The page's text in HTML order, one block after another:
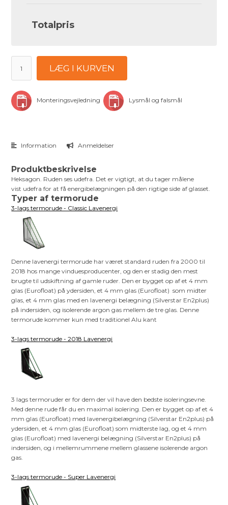
Totalpris
LÆG I KURVEN
Monteringsvejledning Lysmål og falsmål
Information Anmeldelser
Produktbeskrivelse
Heksagon. Ruden ses udefra. Det er vigtigt, at du tager målene
vist udefra for at få energibelægningen på den rigtige side af glasset.
Typer af termorude
3-lags termorude - Classic Lavenergi
Denne lavenergi termorude har været standard ruden fra 2000 til
2018 hos mange vinduesproducenter, og den er stadig den mest
brugte til udskiftning af gamle ruder. Den er bygget op af et 4 mm
glas (Eurofloat) på ydersiden, et 4 mm glas (Eurofloat) som midter
glas, et 4 mm glas med en lavenergi belægning (Silverstar En2plus)
på indersiden, og isolerende argon gas mellem de tre glas. Denne
termorude kommer kun med traditionel Alu kant
3-lags termorude - 2018 Lavenergi
3 lags termoruder er for dem der vil have den bedste isoleringsevne.
Med denne rude får du en maximal isolering. Den er bygget op af et 4
mm glas (Eurofloat) med lavenergibelægning (Silverstar En2plus) på
ydersiden, et 4 mm glas (Eurofloat) som midterste lag, og et 4 mm
glas (Eurofloat) med lavenergi belægning (Silverstar En2plus) på
indersiden, og i mellemrummene mellem glassene isolerende argon
gas.
3-lags termorude - Super Lavenergi